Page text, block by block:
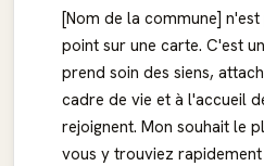
[Nom de la commune]
point sur une carte. C'est
prend soin des siens,
cadre de vie et à l'accueil
rejoignent. Mon souhait le
vous y trouviez